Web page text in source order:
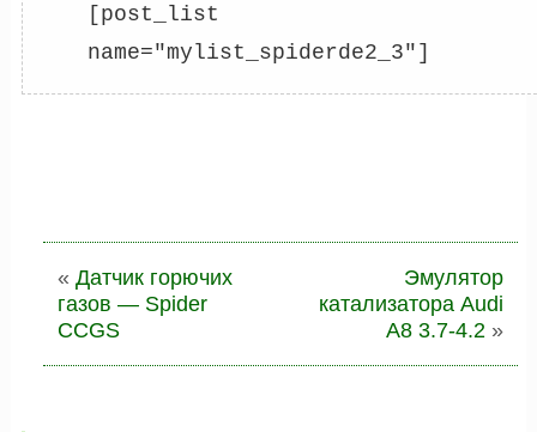
[post_list
name="mylist_spiderde2_3"]
« Датчик горючих
газов — Spider
CCGS
Эмулятор
катализатора Audi
A8 3.7-4.2»